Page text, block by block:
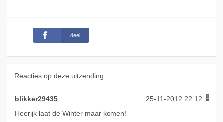
deel
Reacties op deze uitzending
blikker29435
25-11-2012 22:12
Heerijk laat de Winter maar komen!